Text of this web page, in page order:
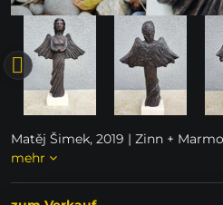
Matěj Šimek, 2019 | Zinn +
mehr